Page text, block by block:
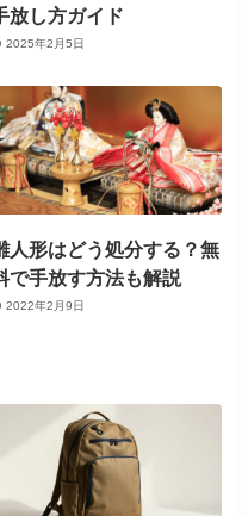
放し方ガイド
2025年2月5日
人形はどう処分する？無
で手放す方法も解説
2022年2月9日